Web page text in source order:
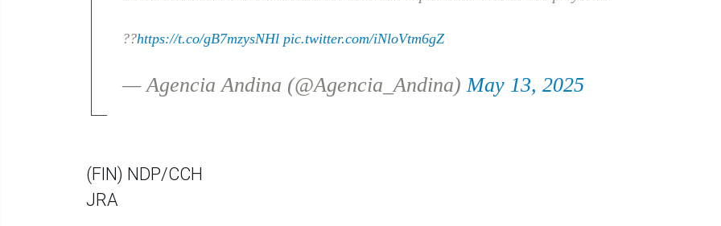
??https://t.co/gB7mzysNHl pic.twitter.com/iNloVtm6gZ
— Agencia Andina (@Agencia_Andina) May 13, 2025
(FIN) NDP/CCH
JRA